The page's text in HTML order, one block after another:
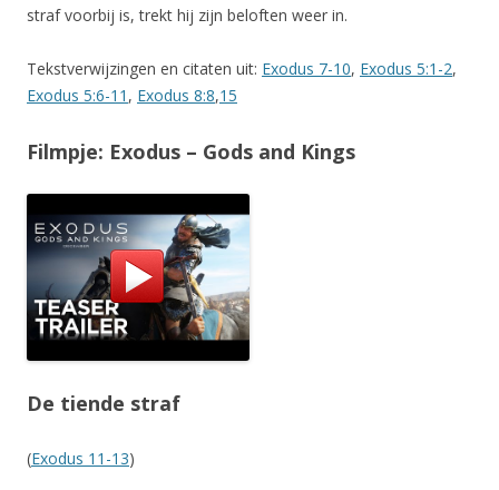
straf voorbij is, trekt hij zijn beloften weer in.
Tekstverwijzingen en citaten uit: Exodus 7-10, Exodus 5:1-2,
Exodus 5:6-11 , Exodus 8:8,15
Filmpje: Exodus – Gods and Kings
De tiende straf
(Exodus 11-13)